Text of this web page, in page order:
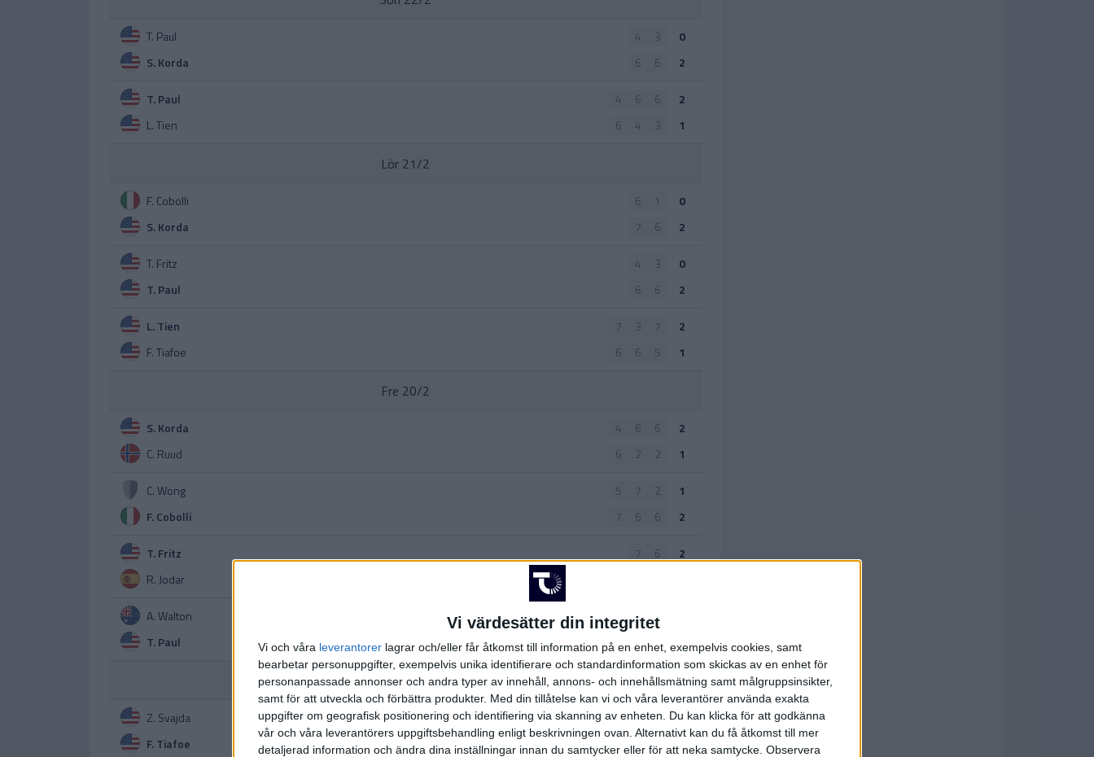
Vi värdesätter din integritet
Vi och våra leverantorer lagrar och/eller får åtkomst till information på en enhet, exempelvis cookies, samt
bearbetar personuppgifter, exempelvis unika identifierare och standardinformation som skickas av en enhet för
personanpassade annonser och andra typer av innehåll, annons- och innehållsmätning samt målgruppsinsikter,
samt för att utveckla och förbättra produkter. Med din tillåtelse kan vi och våra leverantörer använda exakta
uppgifter om geografisk positionering och identifiering via skanning av enheten. Du kan klicka för att godkänna
vår och våra leverantörers uppgiftsbehandling enligt beskrivningen ovan. Alternativt kan du få åtkomst till mer
detaljerad information och ändra dina inställningar innan du samtycker eller för att neka samtycke. Observera
T. Paul
S. Korda
4
3
6
6
0
2
T. Paul
L. Tien
4 6
6
6
4 3
2
1
Lör 21/2
F. Cobolli
S. Korda
6
1
7
6
0
2
T. Fritz
T. Paul
4
3
6
6
0
2
L. Tien
F. Tiafoe
7 3
7
6
6 5
2
1
Fre 20/2
S. Korda
C. Ruud
4 6
6
6
2 2
2
1
C. Wong
F. Cobolli
5 7
2
7
6 6
1
2
T. Fritz
R. Jodar
7
6
2
A. Walton
T. Paul
6
3
7
6
2
Tor 19/2
Z. Svajda
F. Tiafoe
4 6
5
7
1